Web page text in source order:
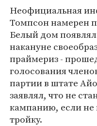
Неофициальная
Томпсон намерен
Белый дом
накануне
праймериз -
голосования
партии в штате
заявлял, что не
кампанию, если не
тройку.